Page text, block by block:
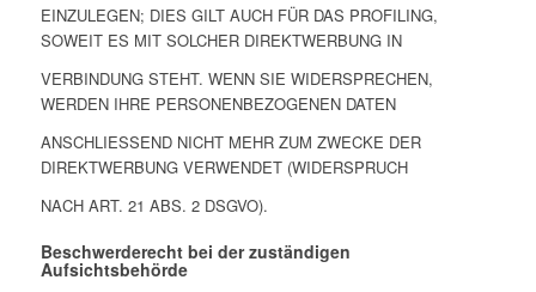
EINZULEGEN; DIES GILT AUCH FÜR DAS PROFILING,
SOWEIT ES MIT SOLCHER DIREKTWERBUNG IN
VERBINDUNG STEHT. WENN SIE WIDERSPRECHEN,
WERDEN IHRE PERSONENBEZOGENEN DATEN
ANSCHLIESSEND NICHT MEHR ZUM ZWECKE DER
DIREKTWERBUNG VERWENDET (WIDERSPRUCH
NACH ART. 21 ABS. 2 DSGVO).
Beschwerderecht bei der zuständigen
Aufsichtsbehörde